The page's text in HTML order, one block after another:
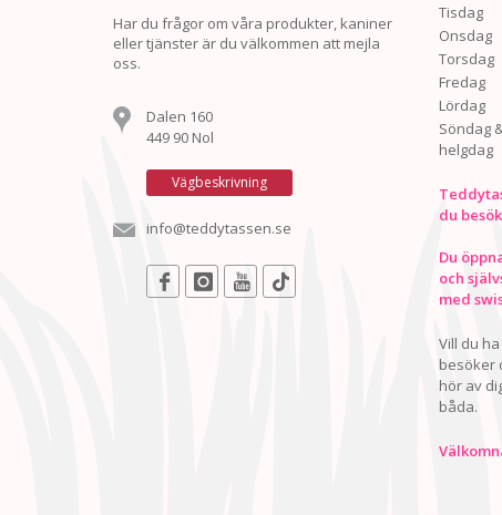
Har du frågor om våra produkter, kaniner
eller tjänster är du välkommen att mejla
oss.
Dalen 160
449 90 Nol
Vägbeskrivning
info@teddytassen.se
Tisdag
Onsdag
Torsdag
Fredag
Lördag
Söndag
helgdag
du
Du
och
med
Vill du
besöker
hör av
båda.